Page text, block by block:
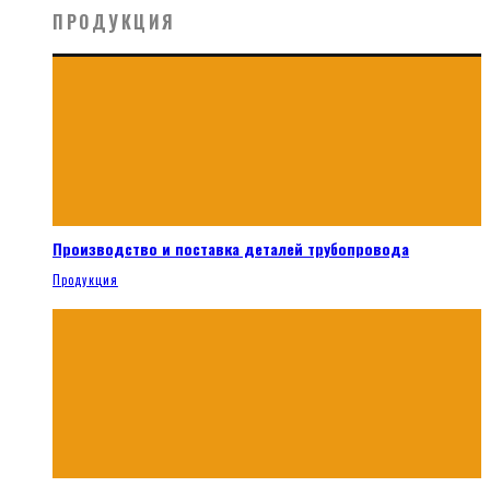
ПРОДУКЦИЯ
Производство и поставка деталей трубопровода
Продукция